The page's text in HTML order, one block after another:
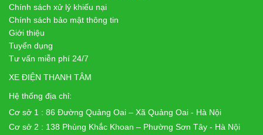
Chính sách xử lý khiếu nại
Chính sách bảo mật thông tin
Giới thiệu
Tuyển dụng
Tư vấn miễn phí 24/7
XE ĐIỆN THANH TÂM
Hệ thống địa chỉ:
Cơ sở 1 : 86 Đường Quảng Oai – Xã Quảng Oai - Hà Nội
Cơ sở 2 : 138 Phùng Khắc Khoan – Phường Sơn Tây - Hà Nội